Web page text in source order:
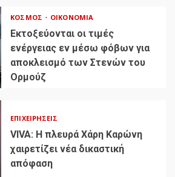
ΚΌΣΜΟΣ ΟΙΚΟΝΟΜΊΑ
Εκτοξεύονται οι τιμές
ενέργειας εν μέσω φόβων για
αποκλεισμό των Στενών του
Ορμούζ
ΕΠΙΧΕΙΡΉΣΕΙΣ
VIVA: Η πλευρά Χάρη Καρώνη
χαιρετίζει νέα δικαστική
απόφαση